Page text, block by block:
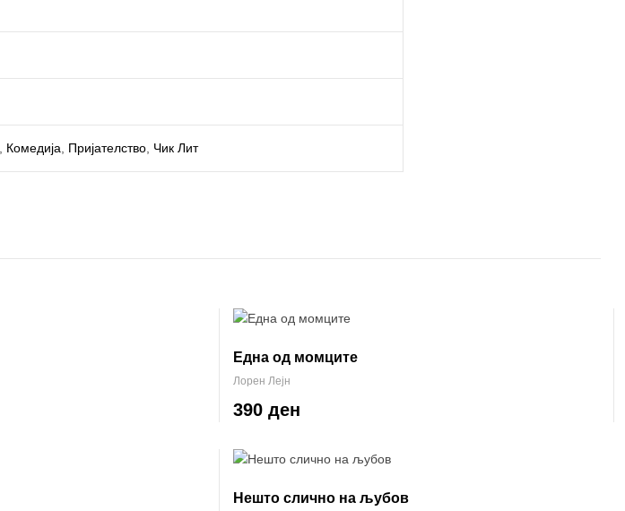
, Комедија, Пријателство, Чик Лит
Една од момците
Лорен Лејн
390 ден
Нешто слично на љубов